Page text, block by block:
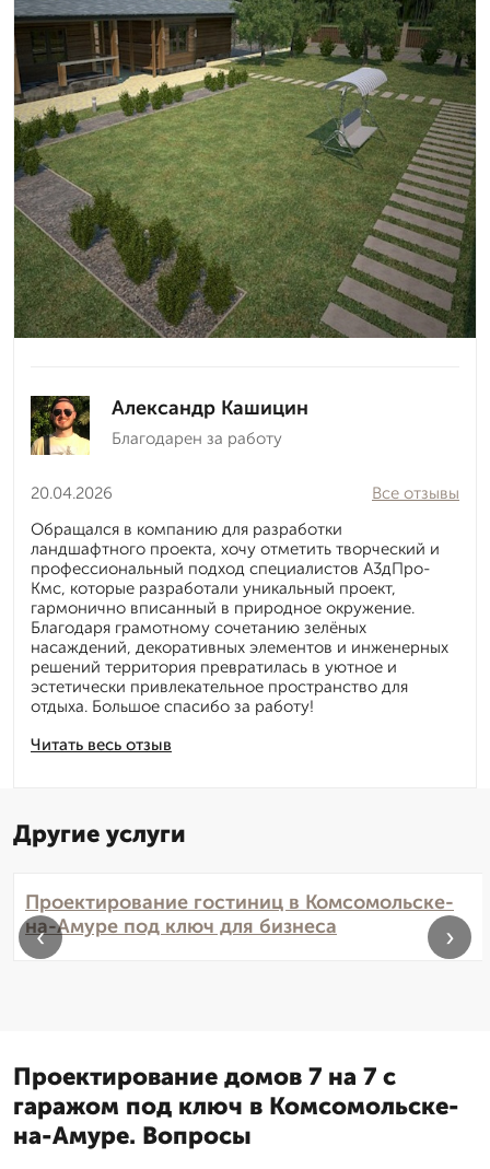
Александр Кашицин
Благодарен за работу
20.04.2026
Читать весь отзыв
Все отзывы
Обращался в компанию для разработки
ландшафтного проекта, хочу отметить творческий и
профессиональный подход специалистов А3дПро-
Кмс, которые разработали уникальный проект,
гармонично вписанный в природное окружение.
Благодаря грамотному сочетанию зелёных
насаждений, декоративных элементов и инженерных
решений территория превратилась в уютное и
эстетически привлекательное пространство для
отдыха. Большое спасибо за работу!
Другие услуги
Проектирование гостиниц в Комсомольске-
на-Амуре под ключ для бизнеса
‹ ›
Проектирование домов 7 на 7 с
гаражом под ключ в Комсомольске-
на-Амуре. Вопросы